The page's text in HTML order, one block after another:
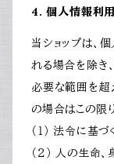
4. 個人情報利
当ショップは、
れる場合を除き
必要な範囲を超
の場合はこの限
（１） 法令に基
（２） 人の生命